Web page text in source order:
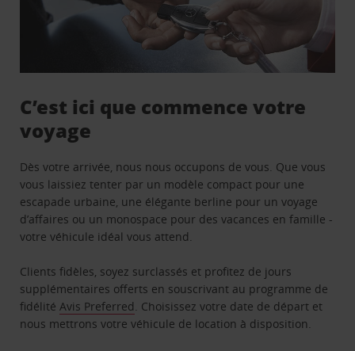
C’est ici que commence votre
voyage
Dès votre arrivée, nous nous occupons de vous. Que vous
vous laissiez tenter par un modèle compact pour une
escapade urbaine, une élégante berline pour un voyage
d’affaires ou un monospace pour des vacances en famille -
votre véhicule idéal vous attend.
Clients fidèles, soyez surclassés et profitez de jours
supplémentaires offerts en souscrivant au programme de
fidélitéAvis Preferred. Choisissez votre date de départ et
nous mettrons votre véhicule de location à disposition.